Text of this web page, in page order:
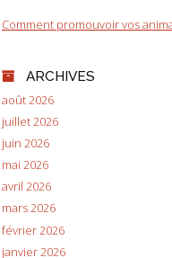
Comment promouvoir vos
ARCHIVES
août 2026
juillet 2026
juin 2026
mai 2026
avril 2026
mars 2026
février 2026
janvier 2026